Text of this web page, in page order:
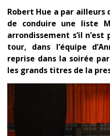
Robert Hue a par ailleurs
de conduire une liste
arrondissement s’il
tour, dans l’équipe
reprise dans la soirée
les grands titres de la